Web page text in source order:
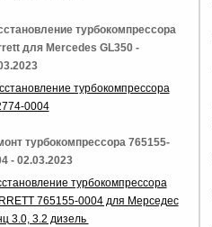
турбокомпрессора
для Mercedes GL350 -
турбокомпрессора
0004
турбокомпрессора 765155-
- 02.03.2023
турбокомпрессора
765155-0004 для Мерседес
3.0, 3.2 дизель